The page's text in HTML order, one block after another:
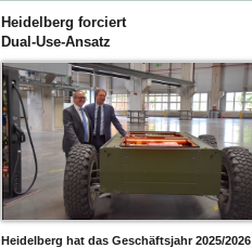
Heidelberg forciert
Dual-Use-Ansatz
Heidelberg hat das Geschäftsjahr 2025/2026